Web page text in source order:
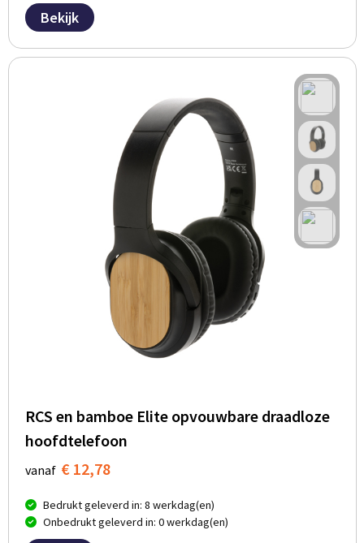
Bekijk
RCS en bamboe Elite opvouwbare draadloze
hoofdtelefoon
vanaf € 12,78
Bedrukt geleverd in: 8 werkdag(en)
Onbedrukt geleverd in: 0 werkdag(en)